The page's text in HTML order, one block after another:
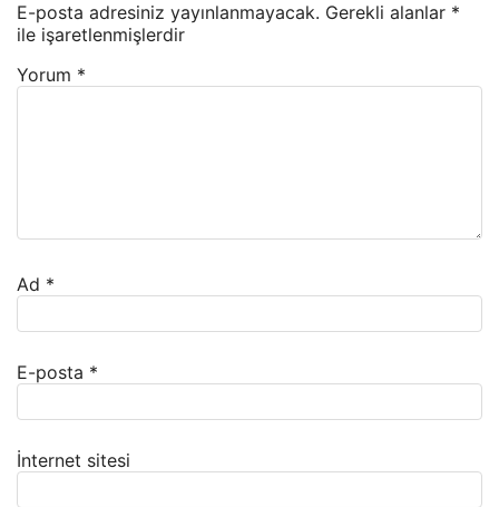
E-posta adresiniz yayınlanmayacak. Gerekli alanlar *
ile işaretlenmişlerdir
Yorum *
Ad *
E-posta *
İnternet sitesi